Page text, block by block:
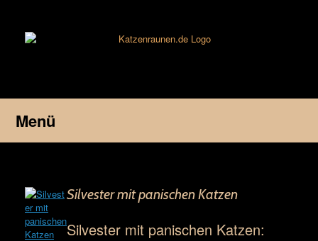
springen
Menü
Silvester mit panischen Katzen
Silvester mit panischen Katzen: